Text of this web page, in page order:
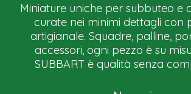
Miniature uniche per subbuteo e
curate nei minimi dettagli con
artigianale. Squadre, palline,
accessori, ogni pezzo è su
SUBBART è qualità senza